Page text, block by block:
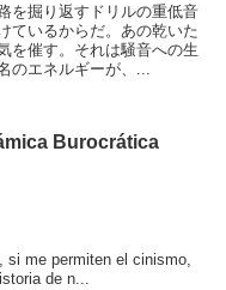
を掘り返すドリルの重低音
ているからだ。あの乾いた
を催す。それは騒音への生
のエネルギーが、...
Burocrática
si me permiten el cinismo,
de n...